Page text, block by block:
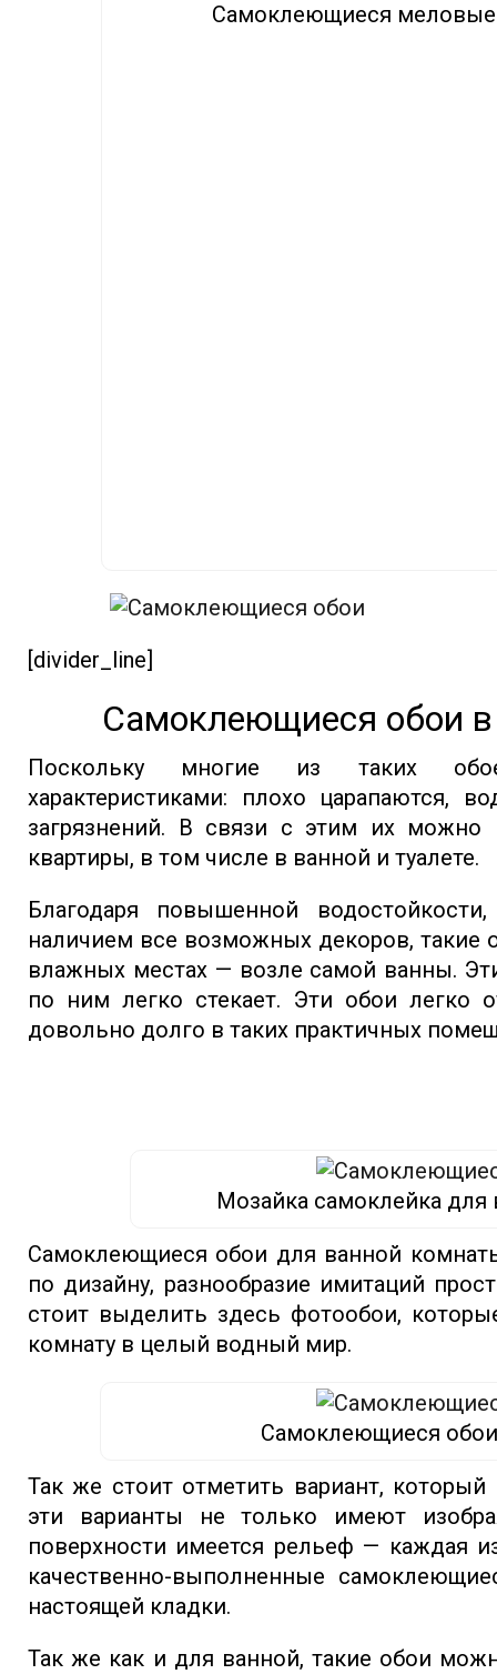
Самоклеющиеся меловые
[divider_line]
Самоклеющиеся обои
Поскольку многие из таких
характеристиками: плохо царапаются,
загрязнений. В связи с этим их можно
квартиры, в том числе в ванной и туалете.
Благодаря повышенной
наличием все возможных декоров,
влажных местах — возле самой ванны.
по ним легко стекает. Эти обои легко
довольно долго в таких практичных
Мозайка самоклейка
Самоклеющиеся обои для ванной
по дизайну, разнообразие имитаций
стоит выделить здесь фотообои,
комнату в целый водный мир.
Самоклеющиеся
Так же стоит отметить вариант, который
эти варианты не только имеют
поверхности имеется рельеф — каждая
качественно-выполненные
настоящей кладки.
Так же как и для ванной, такие обои